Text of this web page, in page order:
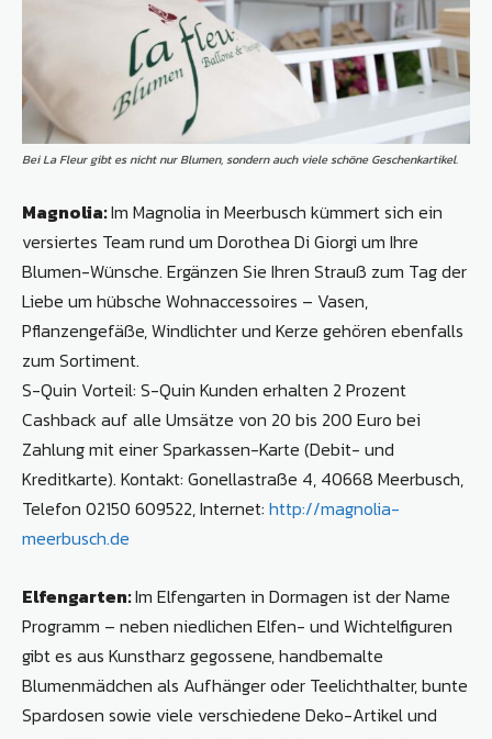
Bei La Fleur gibt es nicht nur Blumen, sondern auch viele schöne Geschenkartikel.
Magnolia:Im Magnolia in Meerbusch kümmert sich ein
versiertes Team rund um Dorothea Di Giorgi um Ihre
Blumen-Wünsche. Ergänzen Sie Ihren Strauß zum Tag der
Liebe um hübsche Wohnaccessoires – Vasen,
Pflanzengefäße, Windlichter und Kerze gehören ebenfalls
zum Sortiment.
S-Quin Vorteil: S-Quin Kunden erhalten 2 Prozent
Cashback auf alle Umsätze von 20 bis 200 Euro bei
Zahlung mit einer Sparkassen-Karte (Debit- und
Kreditkarte). Kontakt: Gonellastraße 4, 40668 Meerbusch,
Telefon 02150 609522, Internet: http://magnolia-
meerbusch.de
Elfengarten:Im Elfengarten in Dormagen ist der Name
Programm – neben niedlichen Elfen- und Wichtelfiguren
gibt es aus Kunstharz gegossene, handbemalte
Blumenmädchen als Aufhänger oder Teelichthalter, bunte
Spardosen sowie viele verschiedene Deko-Artikel und